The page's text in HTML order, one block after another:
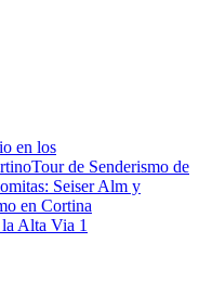
en los
Tour de Senderismo de
Seiser Alm y
en Cortina
la Alta Via 1